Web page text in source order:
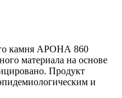
камня АРОНА 860
материала на основе
Продукт
и